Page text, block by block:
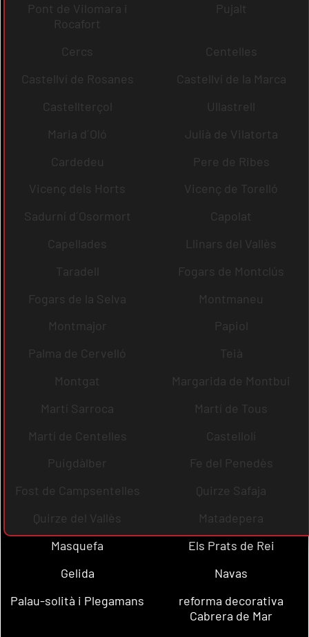
Pont de Vilomara i
Rocafort
Pujalt
Cercs
Centelles
Castellví de Rosanes
Castellví de la Marca
Castellterçol
Ullastrell
Maria d´Oló
Julià de Vilatorta
Cardedeu
Pere de Ribes
Vicenç dels Horts
Vicenç de Torelló
Sadurní d´Osormort
Capolat
Capellades
Llinars del Vallès
Taradell
Fogars de Montclús
Fogars de la Selva
Montmaneu
Montmajor
Papiol
Palma de Cervelló
Teià
Montgat
Margarida de Montbui
Martí Sarroca
Martí de Tous
Martí de Centelles
Castellolí
Puigdàlber
Fe del Penedès
Fost de Campsentelles
Quirze Safaja
Quirze del Vallès
Matadepera
Masquefa
Els Prats de Rei
Gelida
Navas
Palau-solità i Plegamans
reforma decorativa
Cabrera de Mar